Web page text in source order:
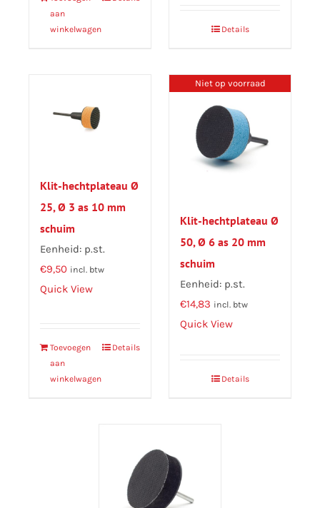
aan
winkelwagen
Details
Klit-hechtplateau Ø
25, Ø 3 as 10 mm
schuim
Eenheid: p.st.
€9,50 incl. btw
Quick View
Toevoegen
aan
winkelwagen
Details
Niet op voorraad
Klit-hechtplateau Ø
50, Ø 6 as 20 mm
schuim
Eenheid: p.st.
€14,83 incl. btw
Quick View
Details